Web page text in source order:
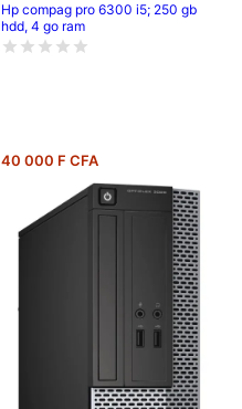
Hp compag pro 6300 i5; 250 gb
hdd, 4 go ram
40 000 F CFA